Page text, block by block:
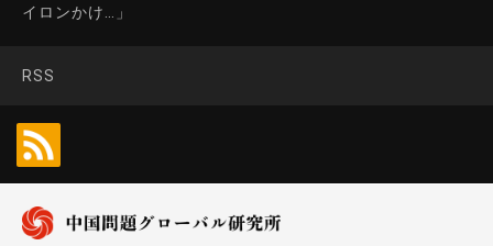
イロンかけ…」
RSS